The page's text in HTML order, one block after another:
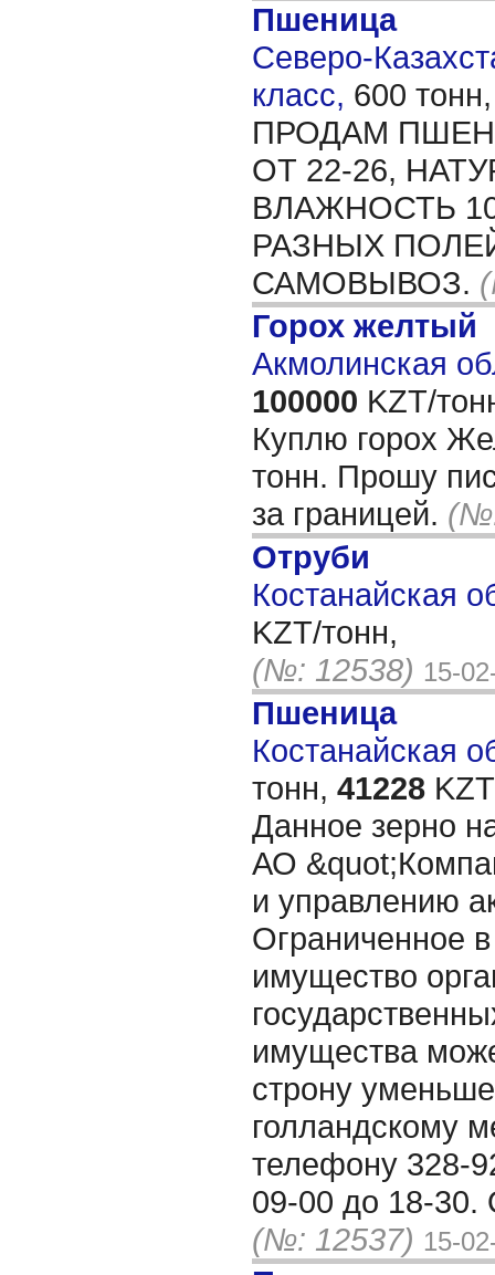
Пшеница
Северо-
класс, 600
ПРОДАМ
ОТ 22-26,
ВЛАЖНОСТЬ
РАЗНЫХ
САМОВЫВОЗ.
Горох желтый
Акмолинская
100000 KZT/
Куплю горох
тонн. Прошу
за границей.
Отруби
Костанайская
KZT/тонн,
(№: 12538) 15-
Пшеница
Костанайская
тонн, 41228
Данное зерно
АО
и управлению
Ограниченное
имущество
имущества
строну
голландскому
телефону 328-
09-00 до 18-30.
(№: 12537) 15-